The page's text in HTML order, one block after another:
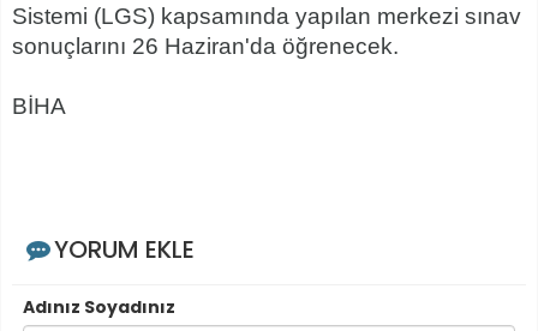
Sistemi (LGS) kapsamında yapılan merkezi sınav
sonuçlarını 26 Haziran'da öğrenecek.
BİHA
YORUM EKLE
Adınız Soyadınız